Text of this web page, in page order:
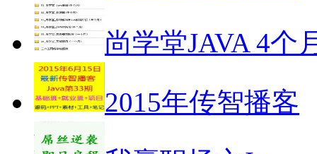
尚学堂JAVA 4个
2015年传智播客